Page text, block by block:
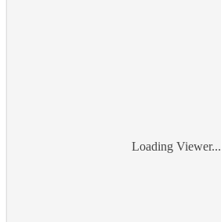
Loading Viewer...